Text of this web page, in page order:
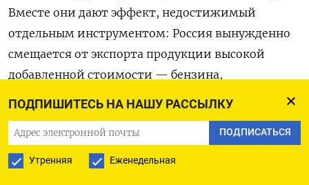
ПОДПИШИТЕСЬ НА НАШУ РАССЫЛКУ
ПОДПИСАТЬСЯ
Утренняя Еженедельная
Вместе они дают эффект, недостижимый
отдельным инструментом: Россия вынужденно
смещается от экспорта продукции высокой
добавленной стоимости — бензина,
авиакеросина и дизельного топлива — к вывозу
конструкция делает экспорт сырья выгоднее для
компаний, и прямые бюджетные потери